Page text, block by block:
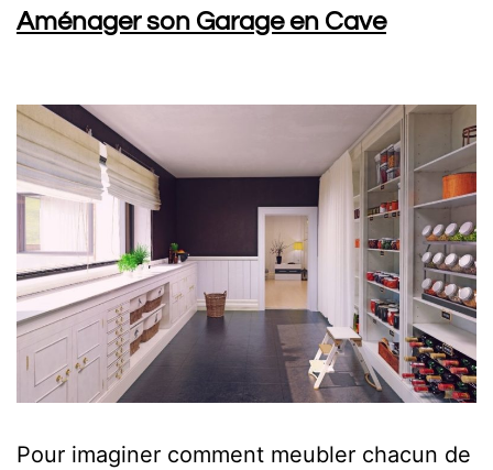
Aménager son Garage en Cave
Pour imaginer comment meubler chacun de